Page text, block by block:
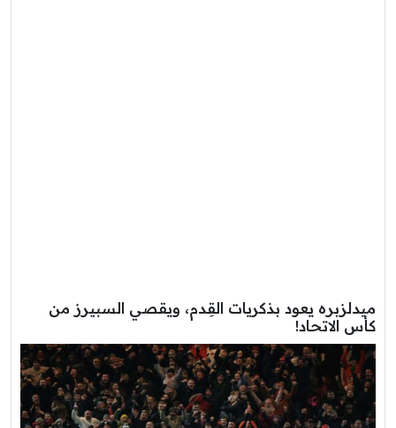
ميدلزبره يعود بذكريات القِدم، ويقصي السبيرز من
كأس الاتحاد!